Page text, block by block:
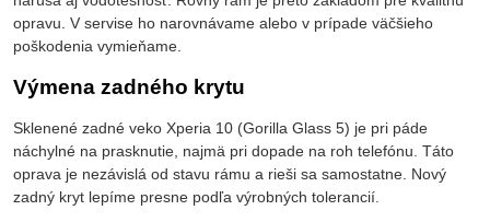
opravu. V servise ho narovnávame alebo v prípade väčšieho
poškodenia vymieňame.
Výmena zadného krytu
Sklenené zadné veko Xperia 10 (Gorilla Glass 5) je pri páde
náchylné na prasknutie, najmä pri dopade na roh telefónu. Táto
oprava je nezávislá od stavu rámu a rieši sa samostatne. Nový
zadný kryt lepíme presne podľa výrobných tolerancií.